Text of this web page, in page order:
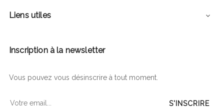
Liens utiles 
Inscription à la newsletter
Vous pouvez vous désinscrire à tout moment.
S'INSCRIRE